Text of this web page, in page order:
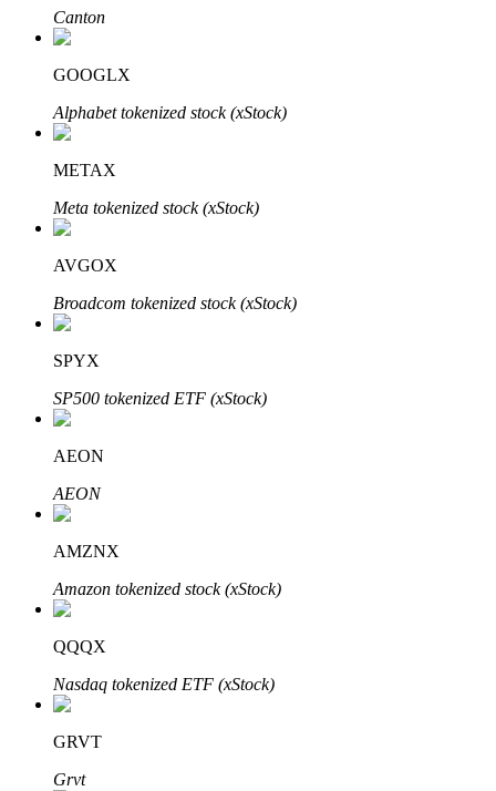
Raih keuntungan jangka panjang dan kepentingan fleksibel
Pelajari Staking
Pelajari tentang mendapatkan penghasilan pasif
Canton
GOOGLX
Alphabet tokenized stock (xStock)
METAX
Meta tokenized stock (xStock)
AVGOX
Broadcom tokenized stock (xStock)
SPYX
SP500 tokenized ETF (xStock)
AEON
AEON
AMZNX
Amazon tokenized stock (xStock)
QQQX
Nasdaq tokenized ETF (xStock)
GRVT
Grvt